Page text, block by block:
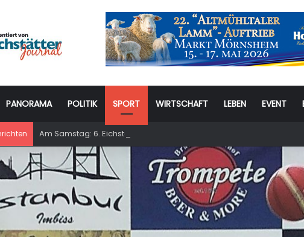
PANORAMA POLITIK SPORT WIRTSCHAFT LEBEN EVENT
Am Samstag: 6. Eichstätter Kinder- und Jugendtag – für ganze